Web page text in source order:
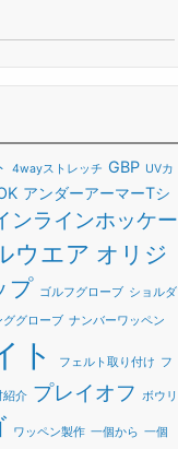
4wayストレッチ GBP UVカ
アンダーアーマーTシ
ンラインホッケー
ウエア オリジ
プ ゴルフグローブ ショルダ
ググローブ ナンバーワッペン
ト フェルト取り付け フ
紹介 プレイオフ ボウリ
ワッペン製作 一個から 一個